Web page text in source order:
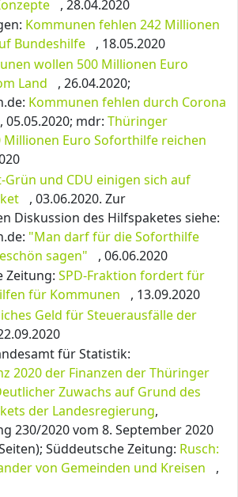
, 28.04.2020
Kommunen fehlen 242 Millionen
Bundeshilfe
, 18.05.2020
wollen 500 Millionen Euro
Land
, 26.04.2020;
Kommunen fehlen durch Corona
, 05.05.2020; mdr: Thüringer
Millionen Euro Soforthilfe reichen
Grün und CDU einigen sich auf
, 03.06.2020. Zur
Diskussion des Hilfspaketes siehe:
"Man darf für die Soforthilfe
sagen"
, 06.06.2020
Zeitung: SPD-Fraktion fordert für
für Kommunen
, 13.09.2020
Geld für Steuerausfälle der
für Statistik:
2020 der Finanzen der Thüringer
Zuwachs auf Grund des
der Landesregierung,
230/2020 vom 8. September 2020
Süddeutsche Zeitung: Rusch:
von Gemeinden und Kreisen
,